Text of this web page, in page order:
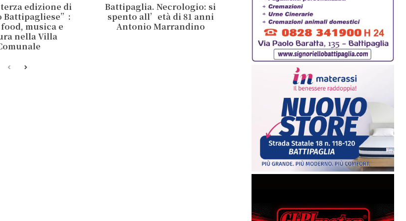
edizione di
Battipagliese”:
musica e
nella Villa
Battipaglia. Necrologio: si
spento all’età di 81 anni
Antonio Marrandino